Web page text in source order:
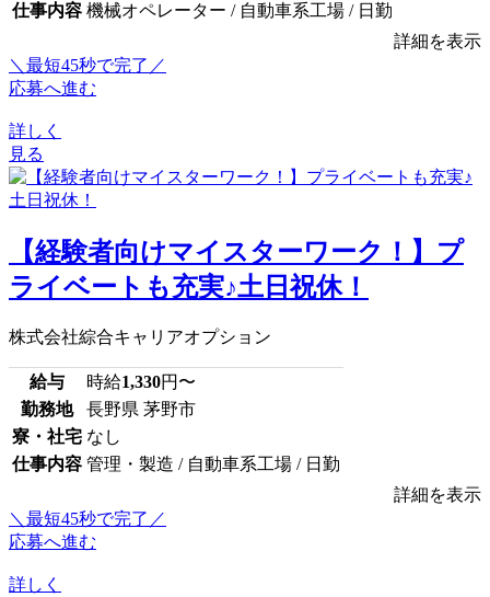
仕事内容 機械オペレーター / 自動車系工場 / 日勤
詳細を表示
＼最短45秒で完了／
応募へ進む
詳しく
見る
【経験者向けマイスターワーク！】プ
ライベートも充実♪土日祝休！
株式会社綜合キャリアオプション
給与 時給1,330円〜
勤務地
長野県 茅野市
寮・社宅 なし
仕事内容 管理・製造 / 自動車系工場 / 日勤
詳細を表示
＼最短45秒で完了／
応募へ進む
詳しく